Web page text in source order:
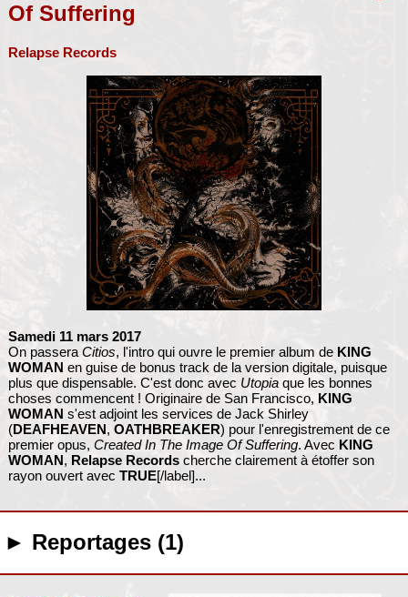
Of Suffering
Relapse Records
Samedi 11 mars 2017
On passera Citios, l'intro qui ouvre le premier album de KING
WOMAN en guise de bonus track de la version digitale, puisque
plus que dispensable. C'est donc avec Utopiaque les bonnes
choses commencent ! Originaire de San Francisco, KING
WOMAN s'est adjoint les services de Jack Shirley
(DEAFHEAVEN, OATHBREAKER) pour l'enregistrement de ce
premier opus, Created In The Image Of Suffering. Avec KING
WOMAN, Relapse Recordscherche clairement à étoffer son
rayon ouvert avec TRUE[/label]...
► Reportages (1)